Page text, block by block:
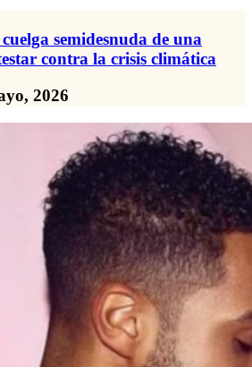
semidesnuda de una
contra la crisis climática
2026